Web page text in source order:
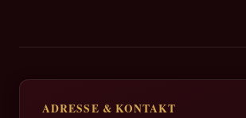
ADRESSE & KONTAKT